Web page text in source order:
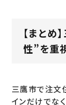
【まと
性”を重
三鷹市で注文
インだけでな